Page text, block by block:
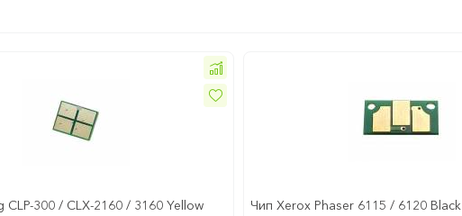
CLP-300 / CLX-2160 / 3160 Yellow Чип Xerox Phaser 6115 / 6120 Black